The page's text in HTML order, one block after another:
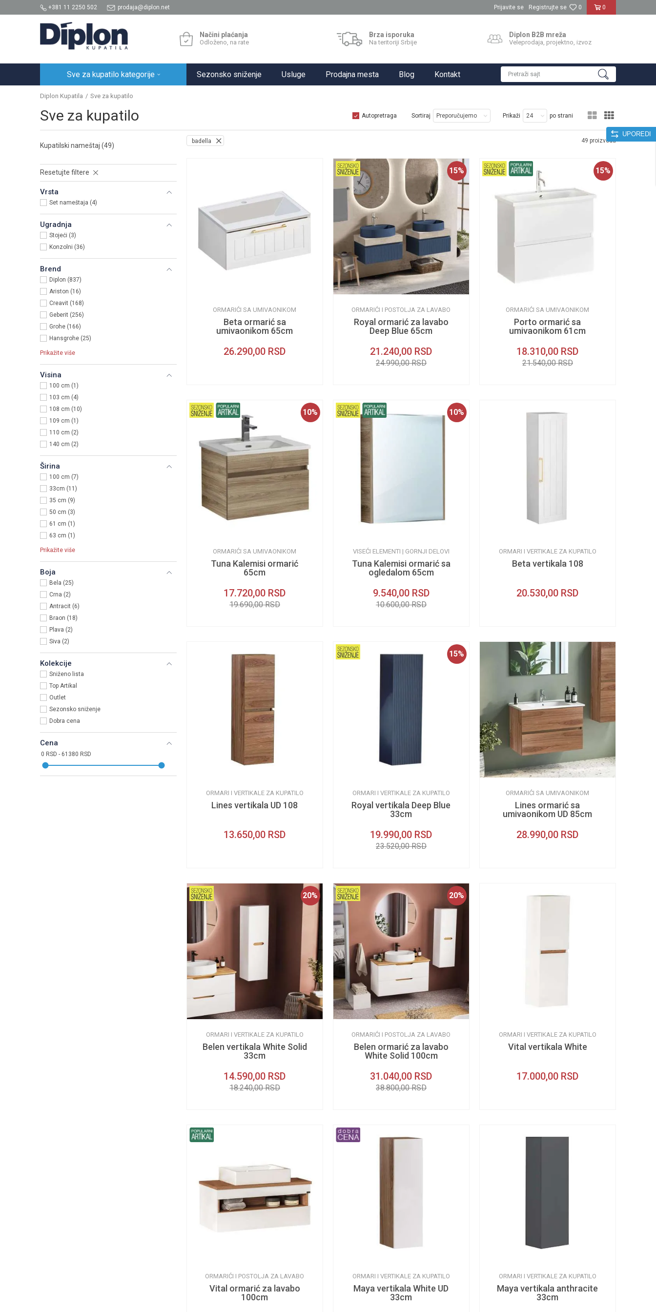
+381 11 2250 502 prodaja@diplon.net 0
0
Prijavite se Registrujte se
Načini plaćanja
Odloženo, na rate
Brza isporuka
Na teritoriji Srbije
Diplon B2B mreža
Veleprodaja, projektno, izvoz
Sve za kupatilo kategorije Sezonsko sniženje Usluge Prodajna mesta Blog Kontakt Pretraži sajt
UPOREDI
Diplon Kupatila Sve za kupatilo
Sve za kupatilo Autopretraga Sortiraj Prikaži po strani
Kupatilski nameštaj (49)
Resetujte filtere
Vrsta
Set nameštaja (4)
Ugradnja
Stojeći (3)
Konzolni (36)
Brend
Diplon (837)
Ariston (16)
Creavit (168)
Geberit (256)
Grohe (166)
Hansgrohe (25)
Prikažite više
Visina
100 cm (1)
103 cm (4)
108 cm (10)
109 cm (1)
110 cm (2)
140 cm (2)
Širina
100 cm (7)
33cm (11)
35 cm (9)
50 cm (3)
61 cm (1)
63 cm (1)
Prikažite više
Boja
Bela (25)
Crna (2)
Antracit (6)
Braon (18)
Plava (2)
Siva (2)
Kolekcije
Sniženo lista
Top Artikal
Outlet
Sezonsko sniženje
Dobra cena
Cena
badella 49 proizvoda
ORMARIĆI SA UMIVAONIKOM
Beta ormarić sa
umivaonikom 65cm
26.290,00 RSD
15%
ORMARIĆI I POSTOLJA ZA LAVABO
Royal ormarić za lavabo
Deep Blue 65cm
21.240,00 RSD
24.990,00RSD
15%
ORMARIĆI SA UMIVAONIKOM
Porto ormarić sa
umivaonikom 61cm
18.310,00 RSD
21.540,00RSD
10%
ORMARIĆI SA UMIVAONIKOM
Tuna Kalemisi ormarić
65cm
17.720,00 RSD
19.690,00RSD
10%
VISEĆI ELEMENTI | GORNJI DELOVI
Tuna Kalemisi ormarić sa
ogledalom 65cm
9.540,00 RSD
10.600,00RSD
ORMARI I VERTIKALE ZA KUPATILO
Beta vertikala 108
20.530,00 RSD
ORMARI I VERTIKALE ZA KUPATILO
Lines vertikala UD 108
13.650,00 RSD
15%
ORMARI I VERTIKALE ZA KUPATILO
Royal vertikala Deep Blue
33cm
19.990,00 RSD
23.520,00RSD
ORMARIĆI SA UMIVAONIKOM
Lines ormarić sa
umivaonikom UD 85cm
28.990,00 RSD
20%
ORMARI I VERTIKALE ZA KUPATILO
Belen vertikala White Solid
33cm
14.590,00 RSD
18.240,00RSD
20%
ORMARIĆI I POSTOLJA ZA LAVABO
Belen ormarić za lavabo
White Solid 100cm
31.040,00 RSD
38.800,00RSD
ORMARI I VERTIKALE ZA KUPATILO
Vital vertikala White
17.000,00 RSD
ORMARIĆI I POSTOLJA ZA LAVABO
Vital ormarić za lavabo
100cm
ORMARI I VERTIKALE ZA KUPATILO
Maya vertikala White UD
33cm
ORMARI I VERTIKALE ZA KUPATILO
Maya vertikala anthracite
33cm